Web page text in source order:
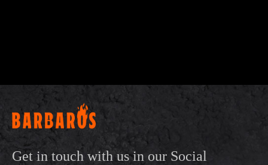
Get in touch with us in our Social